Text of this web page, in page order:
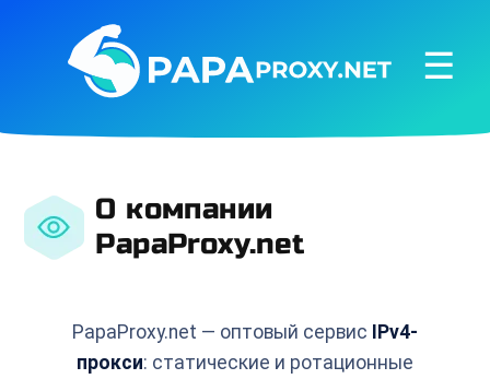
☰
О компании
PapaProxy.net
PapaProxy.net — оптовый сервис
IPv4-
прокси: статические и ротационные